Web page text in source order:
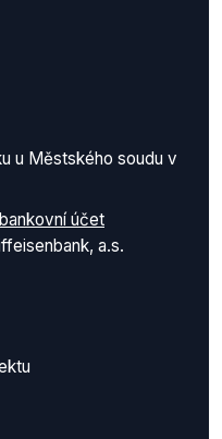
u Městského soudu v
účet
a.s.